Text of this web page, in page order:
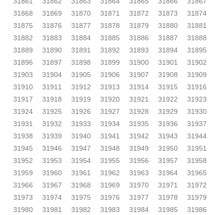
31868
31869 31870 31871 31872 31873
31874
31875
31876 31877 31878 31879 31880
31881
31882
31883 31884 31885 31886 31887
31888
31889
31890 31891 31892 31893 31894
31895
31896
31897 31898 31899 31900 31901
31902
31903
31904 31905 31906 31907 31908
31909
31910
31911 31912 31913 31914 31915
31916
31917
31918 31919 31920 31921 31922
31923
31924
31925 31926 31927 31928 31929
31930
31931
31932 31933 31934 31935 31936
31937
31938
31939 31940 31941 31942 31943
31944
31945
31946 31947 31948 31949 31950
31951
31952
31953 31954 31955 31956 31957
31958
31959
31960 31961 31962 31963 31964
31965
31966
31967 31968 31969 31970 31971
31972
31973
31974 31975 31976 31977 31978
31979
31980
31981 31982 31983 31984 31985
31986